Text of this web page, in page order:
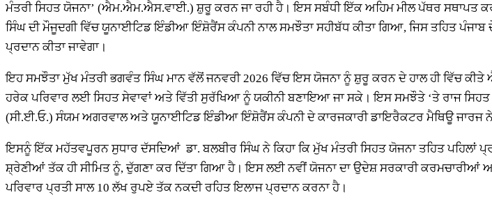
ਮੰਤਰੀ ਸਿਹਤ ਯੋਜਨਾ’ (ਐਮ.ਐਮ.ਐਸ.ਵਾਈ.) ਸ਼ੁਰੂ ਕਰਨ ਜਾ ਰਹੀ ਹੈ। ਇਸ ਸਬੰਧੀ ਇੱਕ ਅਹਿਮ ਮੀਲ ਪੱਥਰ ਸਥਾਪਤ
ਸਿੰਘ ਦੀ ਮੌਜੂਦਗੀ ਵਿੱਚ ਯੂਨਾਈਟਿਡ ਇੰਡੀਆ ਇੰਸ਼ੋਰੈਂਸ ਕੰਪਨੀ ਨਾਲ ਸਮਝੌਤਾ ਸਹੀਬੱਧ ਕੀਤਾ ਗਿਆ, ਜਿਸ ਤਹਿਤ ਪੰਜਾਬ
ਪ੍ਰਦਾਨ ਕੀਤਾ ਜਾਵੇਗਾ।
ਇਹ ਸਮਝੌਤਾ ਮੁੱਖ ਮੰਤਰੀ ਭਗਵੰਤ ਸਿੰਘ ਮਾਨ ਵੱਲੋਂ ਜਨਵਰੀ 2026 ਵਿੱਚ ਇਸ ਯੋਜਨਾ ਨੂੰ ਸ਼ੁਰੂ ਕਰਨ ਦੇ ਹਾਲ ਹੀ ਵਿੱਚ
ਹਰੇਕ ਪਰਿਵਾਰ ਲਈ ਸਿਹਤ ਸੇਵਾਵਾਂ ਅਤੇ ਵਿੱਤੀ ਸੁਰੱਖਿਆ ਨੂੰ ਯਕੀਨੀ ਬਣਾਇਆ ਜਾ ਸਕੇ। ਇਸ ਸਮਝੌਤੇ ‘ਤੇ ਰਾਜ
(ਸੀ.ਈ.ਓ.) ਸੰਯਮ ਅਗਰਵਾਲ ਅਤੇ ਯੂਨਾਈਟਿਡ ਇੰਡੀਆ ਇੰਸ਼ੋਰੈਂਸ ਕੰਪਨੀ ਦੇ ਕਾਰਜਕਾਰੀ ਡਾਇਰੈਕਟਰ ਮੈਥਿਊ ਜਾਰਜ
ਇਸਨੂੰ ਇੱਕ ਮਹੱਤਵਪੂਰਨ ਸੁਧਾਰ ਦੱਸਦਿਆਂ ਡਾ. ਬਲਬੀਰ ਸਿੰਘ ਨੇ ਕਿਹਾ ਕਿ ਮੁੱਖ ਮੰਤਰੀ ਸਿਹਤ ਯੋਜਨਾ ਤਹਿਤ ਪਹਿਲਾਂ
ਸ਼੍ਰੇਣੀਆਂ ਤੱਕ ਹੀ ਸੀਮਿਤ ਨੂੰ, ਦੁੱਗਣਾ ਕਰ ਦਿੱਤਾ ਗਿਆ ਹੈ। ਇਸ ਲਈ ਨਵੀਂ ਯੋਜਨਾ ਦਾ ਉਦੇਸ਼ ਸਰਕਾਰੀ ਕਰਮਚਾਰੀਆਂ
ਪਰਿਵਾਰ ਪ੍ਰਤੀ ਸਾਲ 10 ਲੱਖ ਰੁਪਏ ਤੱਕ ਨਕਦੀ ਰਹਿਤ ਇਲਾਜ ਪ੍ਰਦਾਨ ਕਰਨਾ ਹੈ।